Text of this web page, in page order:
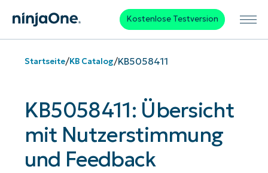
Kostenlose Testversion
Startseite/KB Catalog/KB5058411
KB5058411: Übersicht
mit Nutzerstimmung
und Feedback